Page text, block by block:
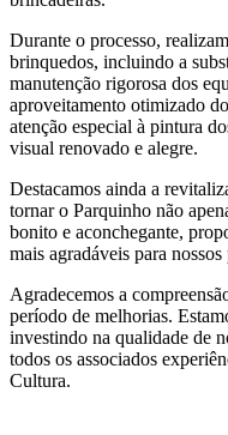
Durante o processo,
brinquedos, incluindo a
manutenção rigorosa dos
aproveitamento otimizado
atenção especial à pintura
visual renovado e alegre.
Destacamos ainda a
tornar o Parquinho não
bonito e aconchegante,
mais agradáveis para nossos
Agradecemos a
período de melhorias.
investindo na qualidade de
todos os associados
Cultura.